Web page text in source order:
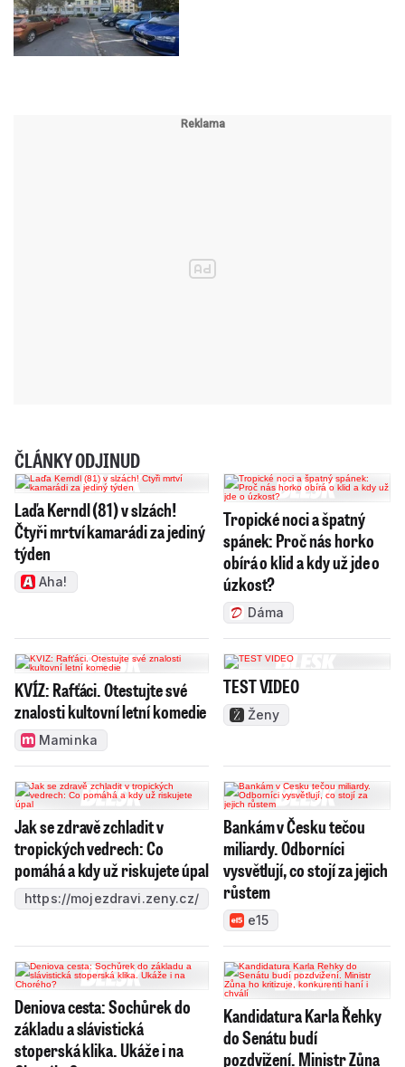
ČLÁNKY ODJINUD
Laďa Kerndl (81) v slzách!
Čtyři mrtví kamarádi za jediný
týden
Aha!
Tropické noci a špatný
spánek: Proč nás horko
obírá o klid a kdy už jde o
úzkost?
Dáma
KVÍZ: Rafťáci. Otestujte své
znalosti kultovní letní komedie
Maminka
TEST VIDEO
Ženy
Jak se zdravě zchladit v
tropických vedrech: Co
pomáhá a kdy už riskujete úpal
https://mojezdravi.zeny.cz/
Bankám v Česku tečou
miliardy. Odborníci
vysvětlují, co stojí za jejich
růstem
e15
Deniova cesta: Sochůrek do
základu a slávistická
stoperská klika. Ukáže i na
Kandidatura Karla Řehky
do Senátu budí
pozdvižení. Ministr Zůna